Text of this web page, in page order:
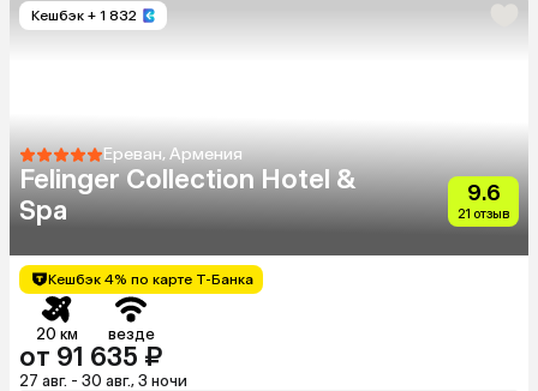
Кешбэк + 1 832
Ереван, Армения
Felinger Collection Hotel &
Spa
9.6
21 отзыв
Кешбэк 4% по карте Т-Банка
20 км везде
от 91 635 ₽
27 авг. - 30 авг., 3 ночи